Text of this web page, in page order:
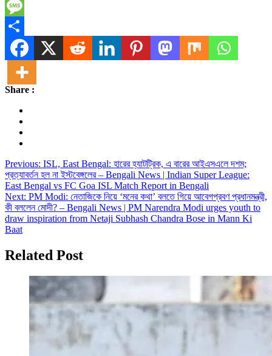
Telegram
Message
Share
Share :
Post
navigation
Previous: ISL, East Bengal: হারের হ্যাটট্রিক, এ বারের আইএসএলে দশম;
প্রত্যাবর্তন হল না ইস্টবেঙ্গলের – Bengali News | Indian Super League:
East Bengal vs FC Goa ISL Match Report in Bengali
Next: PM Modi: নেতাজিকে নিয়ে ‘মনের কথা’ বলতে গিয়ে আবেগপ্রবণ প্রধানমন্ত্রী,
কী বললেন মোদী? – Bengali News | PM Narendra Modi urges youth to
draw inspiration from Netaji Subhash Chandra Bose in Mann Ki
Baat
Related Post